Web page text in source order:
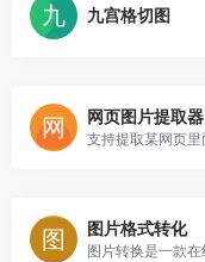
九宫格切图
网页图片提取器
图片格式转化